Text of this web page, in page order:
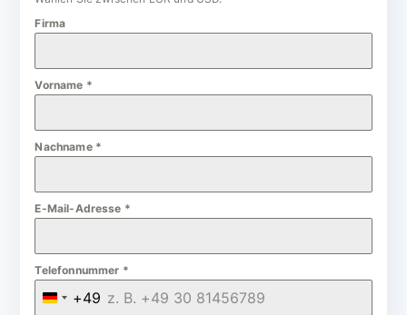
Firma
Vorname *
Nachname *
E-Mail-Adresse *
Telefonnummer *
G
+49